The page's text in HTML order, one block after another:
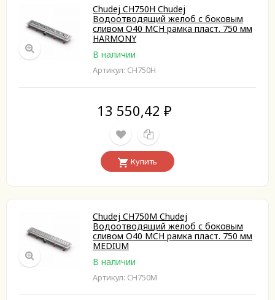
Chudej CH750H Chudej
Водоотводящий желоб с боковым
сливом O40 MCH рамка пласт. 750 мм
HARMONY
В наличии
Артикул: CH750H
13 550,42 ₽
Купить
Chudej CH750M Chudej
Водоотводящий желоб с боковым
сливом O40 MCH рамка пласт. 750 мм
MEDIUM
В наличии
Артикул: CH750M